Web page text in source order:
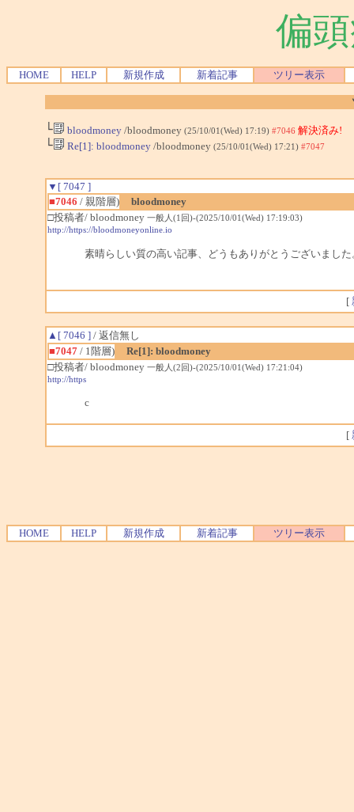
偏
HOME HELP 新規作成 新着記事 ツリー表示
└ bloodmoney/bloodmoney (25/10/01(Wed) 17:19) #7046 解決済み!
└ Re[1]: bloodmoney/bloodmoney (25/10/01(Wed) 17:21) #7047
▼[ 7047 ]
■7046 / 親階層)
bloodmoney
□投稿者/ bloodmoney 一般人(1回)-(2025/10/01(Wed) 17:19:03)
http://https://bloodmoneyonline.io
素晴らしい質の高い記事、どうもありがとうございました
[
▲[ 7046 ]/ 返信無し
■7047/ 1階層)
Re[1]: bloodmoney
□投稿者/ bloodmoney 一般人(2回)-(2025/10/01(Wed) 17:21:04)
http://https
c
[
HOME HELP 新規作成 新着記事 ツリー表示